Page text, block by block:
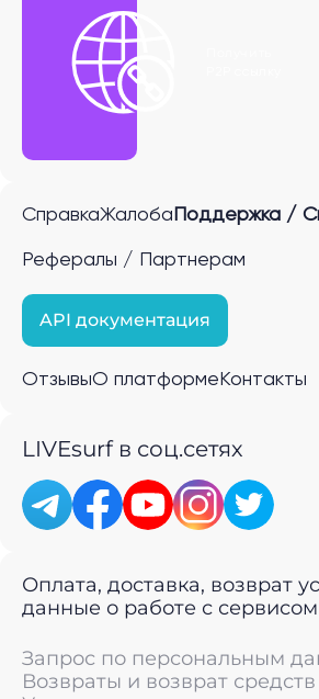
СправкаЖалоба Поддержка /
Рефералы / Партнерам
API документация
ОтзывыО платформе Контакты
LIVEsurf в соц.сетях
Оплата, доставка, возврат
данные о работе с сервисом
Запрос по персональным
Возвраты и возврат средств